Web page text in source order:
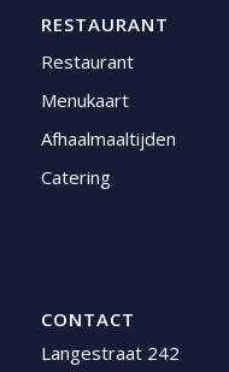
RESTAURANT
Restaurant
Menukaart
Afhaalmaaltijden
Catering
CONTACT
Langestraat 242